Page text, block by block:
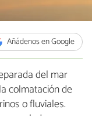
Añádenos en Google
del mar
colmatación de
o fluviales.